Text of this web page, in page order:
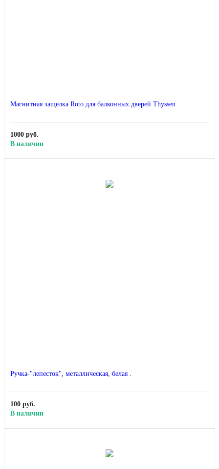
Магнитная защелка Roto для балконных дверей Thyssen
1000 руб.
В наличии
Ручка-"лепесток", металлическая, белая .
100 руб.
В наличии